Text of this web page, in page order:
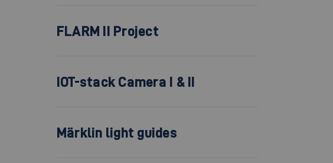
FLARM II Project
IOT-stack Camera I & II
Märklin light guides